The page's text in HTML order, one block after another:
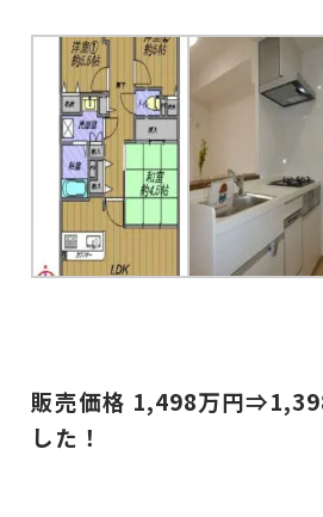
販売価格 1,498万円
した！